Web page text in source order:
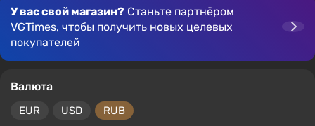
У вас свой магазин? Станьте партнёром
VGTimes, чтобы получить новых целевых
покупателей
Валюта
EUR USD RUB